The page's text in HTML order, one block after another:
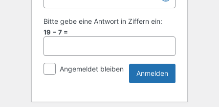
Bitte gebe eine Antwort in Ziffern ein:
19 − 7 =
Angemeldet bleiben